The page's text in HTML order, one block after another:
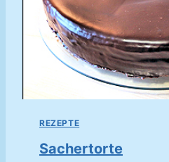
-
E
R
D
B
E
E
D
E
REZEPTE
Sachertorte